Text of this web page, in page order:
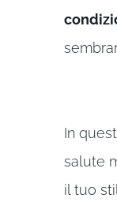
In
salute
il tuo